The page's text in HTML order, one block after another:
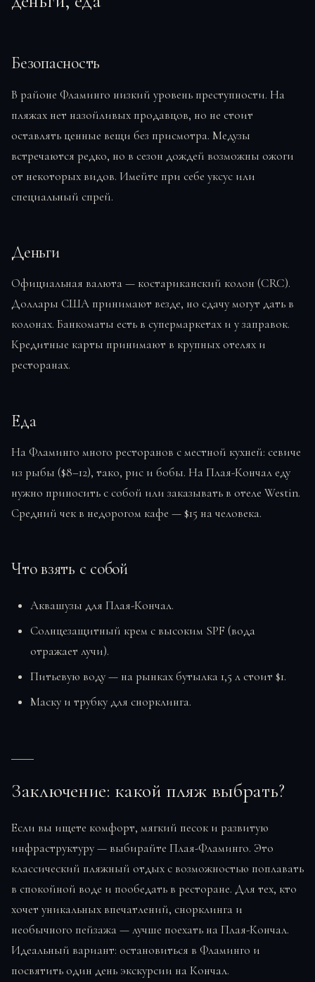
Безопасность
В районе Фламинго низкий уровень преступности. На
пляжах нет назойливых продавцов, но не стоит
оставлять ценные вещи без присмотра. Медузы
встречаются редко, но в сезон дождей возможны ожоги
от некоторых видов. Имейте при себе уксус или
специальный спрей.
Деньги
Официальная валюта — костариканский колон (CRC).
Доллары США принимают везде, но сдачу могут дать в
колонах. Банкоматы есть в супермаркетах и у заправок.
Кредитные карты принимают в крупных отелях и
ресторанах.
Еда
На Фламинго много ресторанов с местной кухней: севиче
из рыбы ($8–12), тако, рис и бобы. На Плая-Кончал еду
нужно приносить с собой или заказывать в отеле Westin.
Средний чек в недорогом кафе — $15 на человека.
Что взять с собой
Аквашузы для Плая-Кончал.
Солнцезащитный крем с высоким SPF (вода
отражает лучи).
Питьевую воду — на рынках бутылка 1,5 л стоит $1.
Маску и трубку для снорклинга.
Заключение: какой пляж выбрать?
Если вы ищете комфорт, мягкий песок и развитую
инфраструктуру — выбирайте Плая-Фламинго. Это
классический пляжный отдых с возможностью поплавать
в спокойной воде и пообедать в ресторане. Для тех, кто
хочет уникальных впечатлений, снорклинга и
необычного пейзажа — лучше поехать на Плая-Кончал.
Идеальный вариант: остановиться в Фламинго и
посвятить один день экскурсии на Кончал.